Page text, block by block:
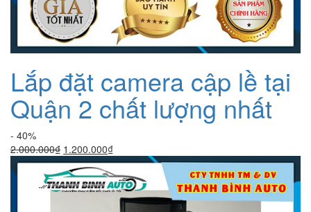
Lắp đặt camera cập lề tại
Quận 2 chất lượng nhất
- 40%
2.000.000₫ Giá
gốc
là:
2.000.000₫.
1.200.000₫Giá
hiện
tại
là:
1.200.000₫.